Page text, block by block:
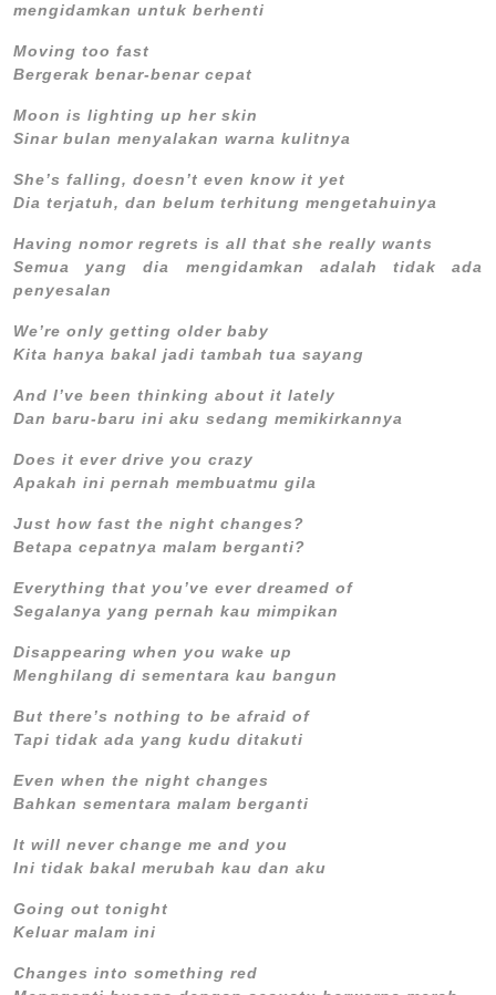
mengidamkan untuk berhenti
Moving too fast
Bergerak benar-benar cepat
Moon is lighting up her skin
Sinar bulan menyalakan warna kulitnya
She’s falling, doesn’t even know it yet
Dia terjatuh, dan belum terhitung mengetahuinya
Having nomor regrets is all that she really wants
Semua yang dia mengidamkan adalah tidak ada
penyesalan
We’re only getting older baby
Kita hanya bakal jadi tambah tua sayang
And I’ve been thinking about it lately
Dan baru-baru ini aku sedang memikirkannya
Does it ever drive you crazy
Apakah ini pernah membuatmu gila
Just how fast the night changes?
Betapa cepatnya malam berganti?
Everything that you’ve ever dreamed of
Segalanya yang pernah kau mimpikan
Disappearing when you wake up
Menghilang di sementara kau bangun
But there’s nothing to be afraid of
Tapi tidak ada yang kudu ditakuti
Even when the night changes
Bahkan sementara malam berganti
It will never change me and you
Ini tidak bakal merubah kau dan aku
Going out tonight
Keluar malam ini
Changes into something red